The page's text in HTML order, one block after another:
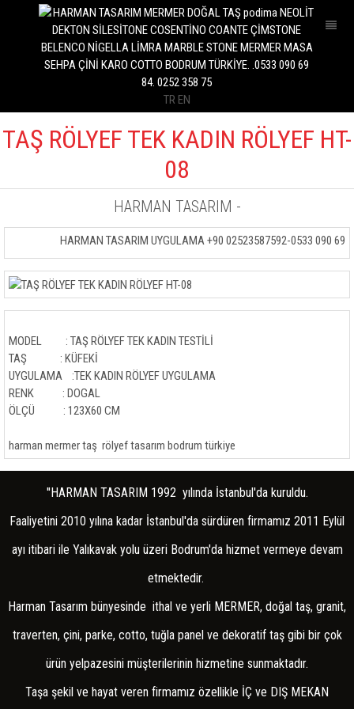
İÇ MEKAN
DIŞ MEKAN
MUTFAK
HAVUZ
PLAKALAR
DRESUAR
BANK
ÇEŞME
BEZEME RÖLYEFLER
ÇİNİ YER DESENLİ KAROLARI
PODİMA
COTTO YER DÖŞEME
KAPLAMA STONEWRAP
MOZAİK VE PATLATMA
ŞÖMİNE
ŞÖMİNE -BACASIZ KALİFLAME
ATÖLYE UYGULAMALARI
TR EN
TAŞ RÖLYEF TEK KADIN RÖLYEF HT-
08
HARMAN TASARIM -
HARMAN TASARIM UYGULAMA +90 02523587592-0533 090 69
MODEL : TAŞ RÖLYEF TEK KADIN TESTİLİ
TAŞ : KÜFEKİ
UYGULAMA :TEK KADIN RÖLYEF UYGULAMA
RENK : DOGAL
ÖLÇÜ : 123X60 CM
harman mermer taş rölyef tasarım bodrum türkiye
''HARMAN TASARIM 1992 yılında İstanbul'da kuruldu.
Faaliyetini 2010 yılına kadar İstanbul'da sürdüren firmamız 2011 Eylül
ayı itibari ile Yalıkavak yolu üzeri Bodrum'da hizmet vermeye devam
etmektedir.
Harman Tasarım bünyesinde ithal ve yerli MERMER, doğal taş, granit,
traverten, çini, parke, cotto, tuğla panel ve dekoratif taş gibi bir çok
ürün yelpazesini müşterilerinin hizmetine sunmaktadır.
Taşa şekil ve hayat veren firmamız özellikle İÇ ve DIŞ MEKAN